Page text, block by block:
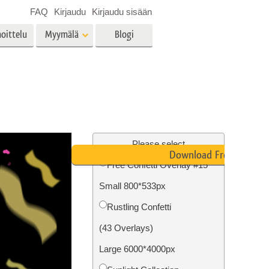
Valokuvan restaurointi
Myymälä
videopeittokuvat
Blogi
FAQ Kirjaudu Kirjaudu sisään
Please select
Free Confetti Overlay #15
Small 800*533px
Rustling Confetti
(43 Overlays)
Large 6000*4000px
Download Free